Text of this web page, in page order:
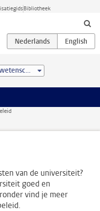
Bibliotheek
Centrum voor Milieuwetenschappen Leiden (CML)
van de universiteit?
goed en
vind je meer